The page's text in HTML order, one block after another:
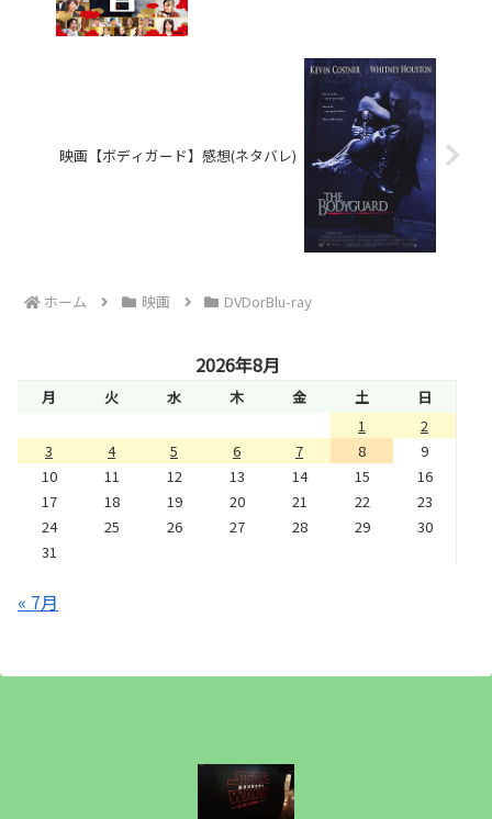
映画【ボディガード】感想(ネタバレ)
ホーム 映画 DVDorBlu-ray
2026年8月
月 火 水 木 金 土
日
1
2
3
4 5 6 7 8
9
10
11 12 13 14 15
16
17
18 19 20 21 22
23
24
25 26 27 28 29
30
31
« 7月